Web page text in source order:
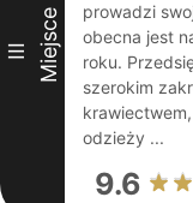
III Miejsce
prowadzi
obecna jest
roku.
szerokim
odzieży ...
9.6